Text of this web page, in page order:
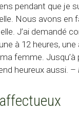
pendant que je
Nous avons
J’ai demandé
à 12 heures,
femme.
heureux aussi. –